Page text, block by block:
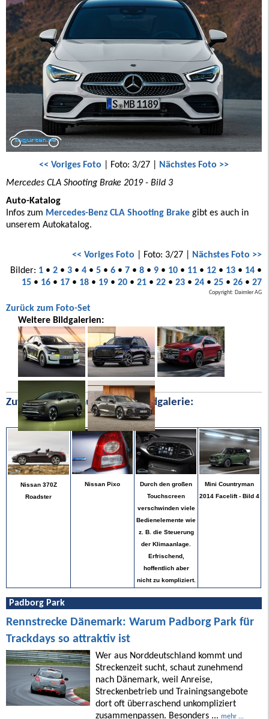
<< Voriges Foto | Foto: 3/27 | Nächstes Foto >>
Mercedes CLA Shooting Brake 2019 - Bild 3
Auto-Katalog
Infos zum Mercedes-Benz CLA Shooting Brake gibt es auch in
unserem Autokatalog.
<< Voriges Foto | Foto: 3/27 | Nächstes Foto >>
Bilder: 1• 2• 3• 4• 5• 6• 7• 8• 9• 10• 11• 12• 13• 14•
15• 16• 17• 18• 19• 20• 21• 22• 23• 24• 25• 26• 27
Copyright: Daimler AG
Zurück zum Foto-Set
Weitere Bildgalerien:
Zufällige Bilder aus unserer Bildgalerie:
Nissan 370Z
Roadster
Nissan Pixo
Durch den großen
Touchscreen
verschwinden viele
Bedienelemente wie
z. B. die Steuerung
der Klimaanlage.
Erfrischend,
hoffentlich aber
nicht zu kompliziert.
Mini Countryman
2014 Facelift - Bild 4
Padborg Park
Rennstrecke Dänemark: Warum Padborg Park für
Trackdays so attraktiv ist
Wer aus Norddeutschland kommt und
Streckenzeit sucht, schaut zunehmend
nach Dänemark, weil Anreise,
Streckenbetrieb und Trainingsangebote
dort oft überraschend unkompliziert
zusammenpassen. Besonders ... mehr ...